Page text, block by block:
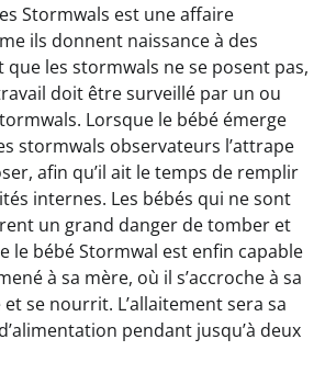
Stormwals est une affaire
ils donnent naissance à des
que les stormwals ne se posent pas,
doit être surveillé par un ou
Lorsque le bébé émerge
stormwals observateurs l’attrape
afin qu’il ait le temps de remplir
internes. Les bébés qui ne sont
un grand danger de tomber et
le bébé Stormwal est enfin capable
à sa mère, où il s’accroche à sa
se nourrit. L’allaitement sera sa
pendant jusqu’à deux